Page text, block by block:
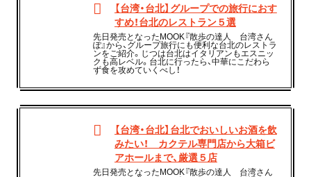
【台湾・台北】グループでの旅行におす
すめ！台北のレストラン５選
先日発売となったMOOK『散歩の達人 台湾さん
ぽ』から、グループ旅行にも便利な台北のレストラ
ンをご紹介。じつは台北はイタリアンもエスニッ
クも高レベル。台北に行ったら、中華にこだわら
ず食を攻めていくべし！
【台湾・台北】台北でおいしいお酒を飲
みたい！ カクテル専門店から大箱ビ
アホールまで、厳選５店
先日発売となったMOOK『散歩の達人 台湾さん